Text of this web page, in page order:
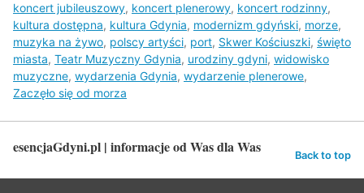
koncert jubileuszowy, koncert plenerowy, koncert rodzinny,
kultura dostępna, kultura Gdynia, modernizm gdyński, morze,
muzyka na żywo, polscy artyści, port, Skwer Kościuszki, święto
miasta, Teatr Muzyczny Gdynia, urodziny gdyni, widowisko
muzyczne, wydarzenia Gdynia, wydarzenie plenerowe,
Zaczęło się od morza
esencjaGdyni.pl | informacje od Was dla Was Back to top